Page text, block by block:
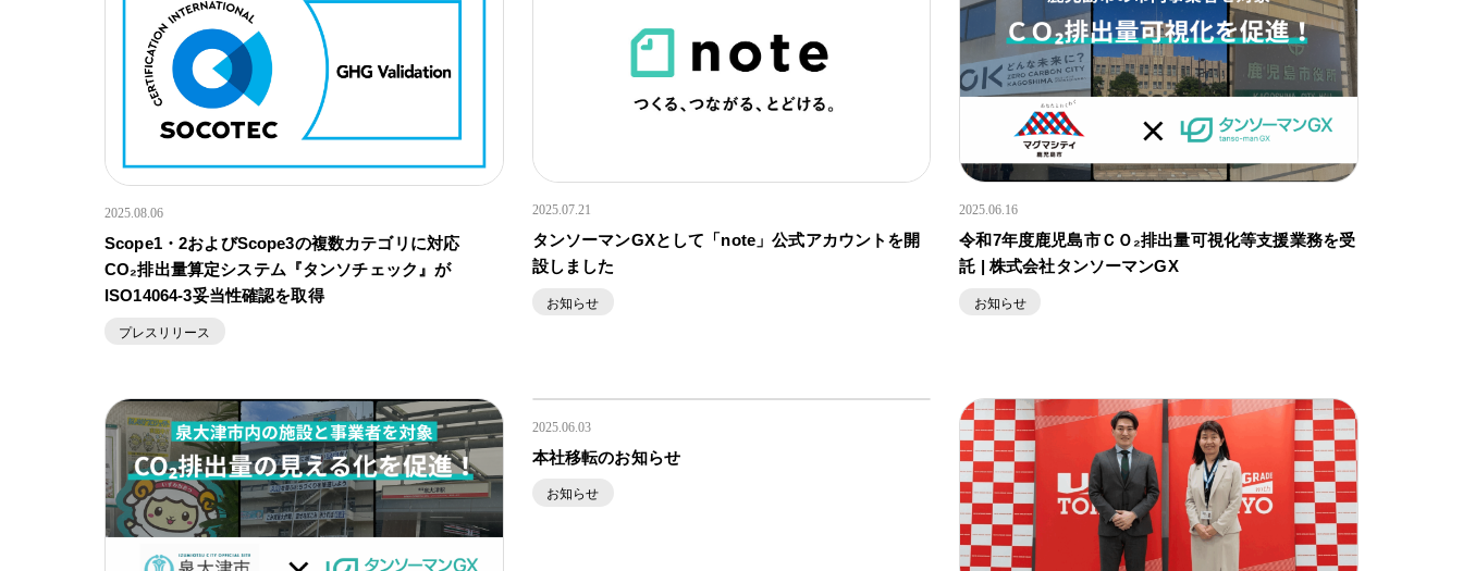
2025.08.06
Scope1・2およびScope3の複数カテゴリに対応
CO₂排出量算定システム『タンソチェック』が
ISO14064‑3妥当性確認を取得
プレスリリース
2025.07.21
タンソーマンGXとして「note」公式アカウントを開
設しました
お知らせ
2025.06.16
令和7年度鹿児島市ＣＯ₂排出量可視化等支援業務を受
託 | 株式会社タンソーマンGX
お知らせ
2025.06.03
本社移転のお知らせ
お知らせ